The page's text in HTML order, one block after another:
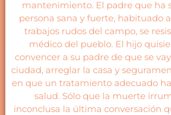
mantenimiento. El padre que ha
persona sana y fuerte, habituado
trabajos rudos del campo, se
médico del pueblo. El hijo
convencer a su padre de que se
ciudad, arreglar la casa y
en que un tratamiento adecuado
salud. Sólo que la muerte
inconclusa la última conversación